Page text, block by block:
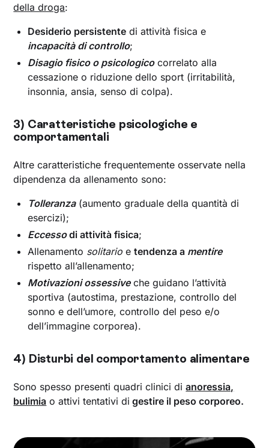
della droga:
Desiderio persistente di attività fisica e
incapacità di controllo;
Disagio fisico o psicologicocorrelato alla
cessazione o riduzione dello sport (irritabilità,
insonnia, ansia, senso di colpa).
3) Caratteristiche psicologiche e
comportamentali
Altre caratteristiche frequentemente osservate nella
dipendenza da allenamento sono:
Tolleranza(aumento graduale della quantità di
esercizi);
Eccessodi attività fisica;
Allenamento solitarioetendenza a mentire
rispetto all’allenamento;
Motivazioni ossessiveche guidano l’attività
sportiva (autostima, prestazione, controllo del
sonno e dell’umore, controllo del peso e/o
dell’immagine corporea).
4) Disturbi del comportamento alimentare
Sono spesso presenti quadri clinici dianoressia,
bulimia o attivi tentativi di gestire il peso corporeo.